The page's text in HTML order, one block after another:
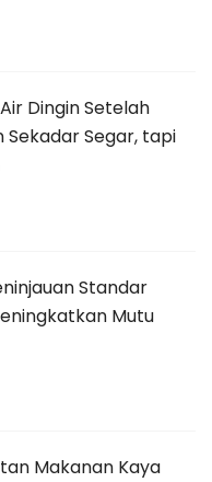
Dingin Setelah
Sekadar Segar, tapi
Standar
Mutu
Makanan Kaya